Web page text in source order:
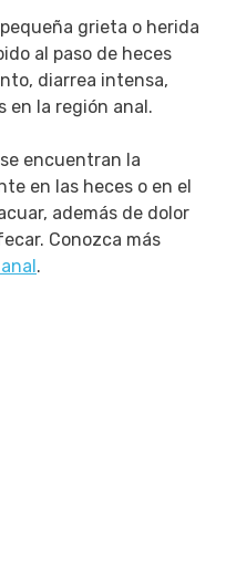
grieta o herida
al paso de heces
diarrea intensa,
en la región anal.
encuentran la
en las heces o en el
además de dolor
Conozca más
.